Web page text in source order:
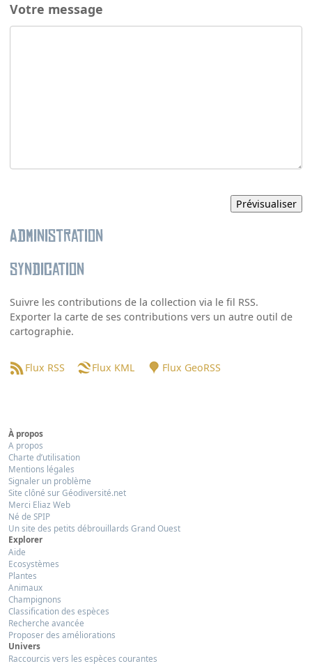
Votre message
Administration
Syndication
Suivre les contributions de la collection via le fil RSS.
Exporter la carte de ses contributions vers un autre outil de
cartographie.
Flux RSS Flux KML Flux GeoRSS
À propos
A propos
Charte d’utilisation
Mentions légales
Signaler un problème
Site clôné sur Géodiversité.net
Merci Eliaz Web
Né de SPIP
Un site des petits débrouillards Grand Ouest
Explorer
Aide
Ecosystèmes
Plantes
Animaux
Champignons
Classification des espèces
Recherche avancée
Proposer des améliorations
Univers
Raccourcis vers les espèces courantes